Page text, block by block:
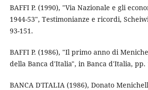
BAFFI P. (1990), "Via Nazionale e gli
1944-53", Testimonianze e ricordi,
93-151.
BAFFI P. (1986), "Il primo anno di
della Banca d'Italia", in Banca d'Italia, pp.
BANCA D'ITALIA (1986), Donato